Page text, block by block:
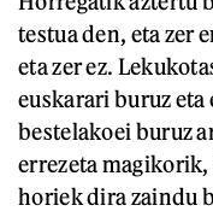
testua den, eta zer
eta zer ez.
euskarari buruz
bestelakoei buruz
errezeta
horiek dira zaindu